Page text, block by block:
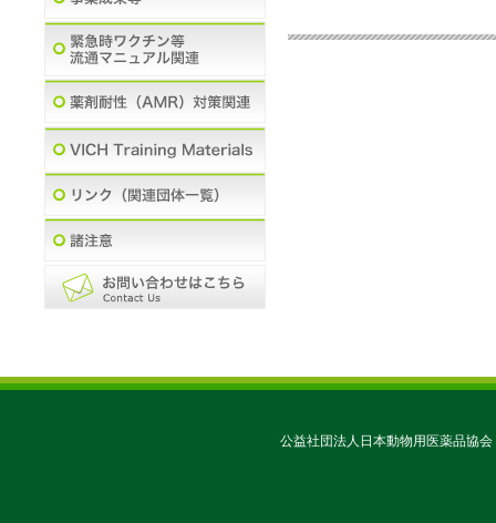
公益社団法人日本動物用医薬品協会